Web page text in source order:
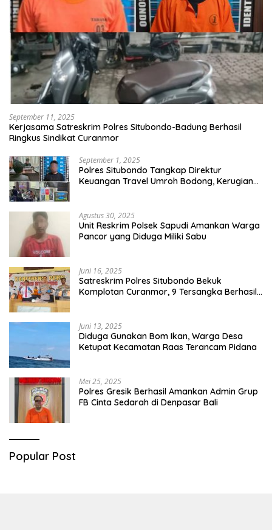
September 11, 2025
Kerjasama Satreskrim Polres Situbondo-Badung Berhasil
Ringkus Sindikat Curanmor
September 1, 2025
Polres Situbondo Tangkap Direktur
Keuangan Travel Umroh Bodong, Kerugian
Agustus 30, 2025
Unit Reskrim Polsek Sapudi Amankan Warga
Pancor yang Diduga Miliki Sabu
Juni 16, 2025
Satreskrim Polres Situbondo Bekuk
Komplotan Curanmor, 9 Tersangka Berhasil
Juni 13, 2025
Diduga Gunakan Bom Ikan, Warga Desa
Ketupat Kecamatan Raas Terancam Pidana
Mei 25, 2025
Polres Gresik Berhasil Amankan Admin Grup
FB Cinta Sedarah di Denpasar Bali
Popular Post